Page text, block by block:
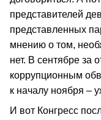
представителей
представленных
мнению о том,
нет. В сентябре за
коррупционным
к началу ноября –
И вот Конгресс